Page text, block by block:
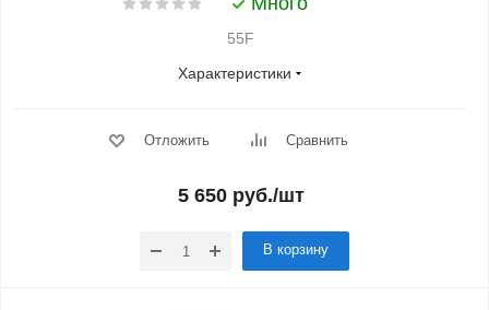
55F
Характеристики
Отложить Сравнить
5 650руб./шт
В корзину